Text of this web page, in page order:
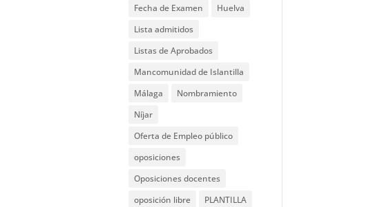
Fecha de Examen
Huelva
Lista admitidos
Listas de Aprobados
Mancomunidad de Islantilla
Málaga
Nombramiento
Níjar
Oferta de Empleo público
oposiciones
Oposiciones docentes
oposición libre
PLANTILLA